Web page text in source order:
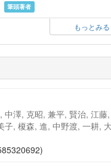
筆頭著者
もっとみる
澤, 克昭, 兼平, 賢治, 江
, 榎森, 進, 中野渡, 一耕,